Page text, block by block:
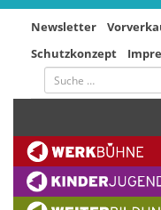
Newsletter
Schutzkonzept